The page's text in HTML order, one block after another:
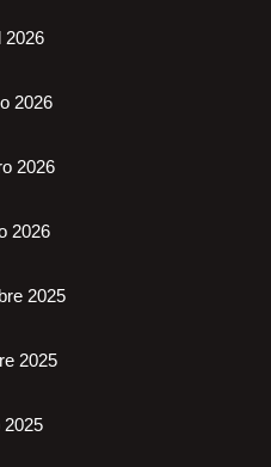
2026
2026
2026
2026
2025
2025
2025